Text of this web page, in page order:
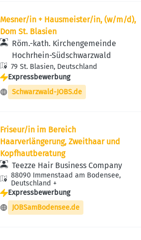
Mesner/in + Hausmeister/in, (w/m/d),
Dom St. Blasien
Röm.-kath. Kirchengemeinde
Hochrhein-Südschwarzwald
79 St. Blasien, Deutschland
Expressbewerbung
Schwarzwald-JOBS.de
Friseur/in im Bereich
Haarverlängerung, Zweithaar und
Kopfhautberatung
Teezze Hair Business Company
88090 Immenstaad am Bodensee,
Deutschland +
Expressbewerbung
JOBSamBodensee.de